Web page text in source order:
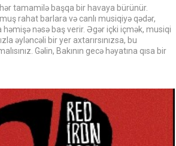
tamamilə başqa bir havaya bürünür.
rahat barlara və canlı musiqiyə qədər,
həmişə nəsə baş verir. Əgər içki içmək, musiqi
əyləncəli bir yer axtarırsınızsa, bu
Gəlin, Bakının gecə həyatına qısa bir